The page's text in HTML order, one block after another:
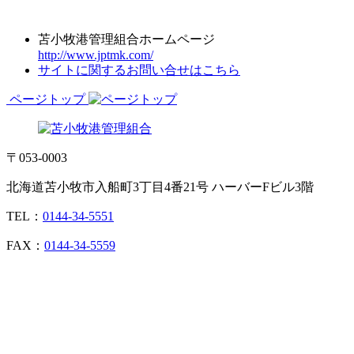
苫小牧港管理組合ホームページ
http://www.jptmk.com/
サイトに関するお問い合せはこちら
ページトップ
〒053-0003
北海道苫小牧市入船町3丁目4番21号 ハーバーFビル3階
TEL： 0144-34-5551
FAX： 0144-34-5559